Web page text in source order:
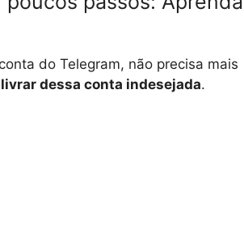
do Telegram, não precisa mais
dessa conta indesejada.